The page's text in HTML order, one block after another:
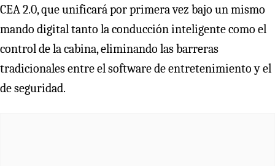
CEA 2.0, que unificará por primera vez bajo un mismo
mando digital tanto la conducción inteligente como el
control de la cabina, eliminando las barreras
tradicionales entre el software de entretenimiento y el
de seguridad.